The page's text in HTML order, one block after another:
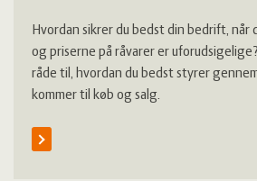
Hvordan sikrer du bedst din bedrift, når
og priserne på råvarer er
råde til, hvordan du bedst styrer
kommer til køb og salg.